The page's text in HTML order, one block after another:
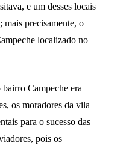
e um desses locais
precisamente, o
localizado no
Campeche era
os moradores da vila
para o sucesso das
pois os